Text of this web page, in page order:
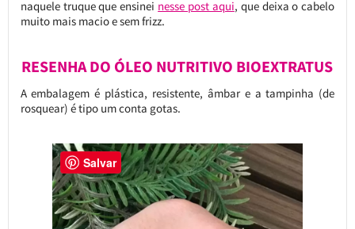
naquele truque que ensinei nesse post aqui, que deixa o cabelo
muito mais macio e sem frizz.
RESENHA DO ÓLEO NUTRITIVO BIOEXTRATUS
A embalagem é plástica, resistente, âmbar e a tampinha (de
rosquear) é tipo um conta gotas.
Salvar